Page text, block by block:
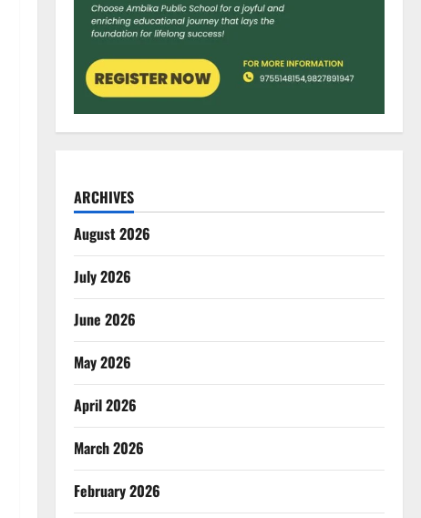
ARCHIVES
August 2026
July 2026
June 2026
May 2026
April 2026
March 2026
February 2026